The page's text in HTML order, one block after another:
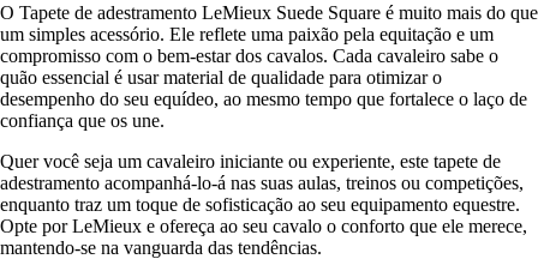
O Tapete de adestramento LeMieux Suede Square é muito mais do que
um simples acessório. Ele reflete uma paixão pela equitação e um
compromisso com o bem-estar dos cavalos. Cada cavaleiro sabe o
quão essencial é usar material de qualidade para otimizar o
desempenho do seu equídeo, ao mesmo tempo que fortalece o laço de
confiança que os une.
Quer você seja um cavaleiro iniciante ou experiente, este tapete de
adestramento acompanhá-lo-á nas suas aulas, treinos ou competições,
enquanto traz um toque de sofisticação ao seu equipamento equestre.
Opte por LeMieux e ofereça ao seu cavalo o conforto que ele merece,
mantendo-se na vanguarda das tendências.